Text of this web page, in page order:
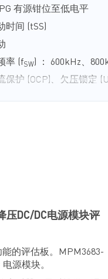
有源钳位至低电平
时间 (tSS)
率 (fSW) ： 600kHz、
保护 (OCP)、欠压锁定
29
压DC/DC电源模块评
的评估板。MPM3683-
源模块。